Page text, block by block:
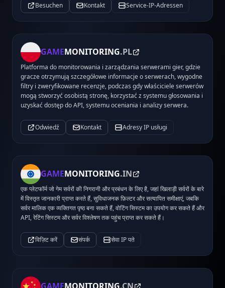
Besuchen Kontakt Service-IP-Adressen
GAMEMONITORING.PL
Platforma do monitorowania i zarządzania serwerami gier, gdzie
gracze otrzymują szczegółowe informacje o serwerach, wygodne
filtry i zweryfikowane recenzje, podczas gdy właściciele serwerów
mogą stworzyć osobistą stronę, korzystać z systemu głosowania i
uzyskać dostęp do API, systemu oceniania i analizy serwera.
Odwiedź Kontakt Adresy IP usługi
GAMEMONITORING.IN
एक प्लेटफॉर्म जो गेम सर्वरों की निगरानी और प्रबंधन के लिए है, जहां खिलाड़ी सर्वरों के बारे
में विस्तृत जानकारी प्राप्त करते हैं, सुविधाजनक फ़िल्टर और सत्यापित समीक्षाएं, जबकि
सर्वर मालिक एक व्यक्तिगत पृष्ठ बना सकते हैं, वोटिंग सिस्टम का उपयोग कर सकते हैं और
API, रेटिंग सिस्टम और सर्वर विश्लेषण तक पहुंच प्राप्त कर सकते हैं।
विज़िट करें संपर्क सेवा IP पते